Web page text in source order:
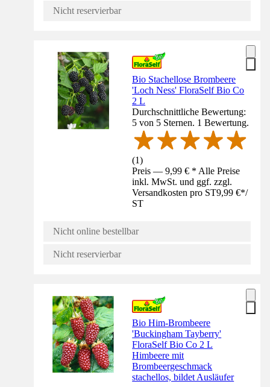
Nicht reservierbar
Bio Stachellose Brombeere
'Loch Ness' FloraSelf Bio Co
2 L
Durchschnittliche Bewertung:
5 von 5 Sternen. 1 Bewertung.
(1)
Preis — 9,99 € * Alle Preise
inkl. MwSt. und ggf. zzgl.
Versandkosten pro ST9,99 €*/
ST
Nicht online bestellbar
Nicht reservierbar
Bio Him-Brombeere
'Buckingham Tayberry'
FloraSelf Bio Co 2 L
Himbeere mit
Brombeergeschmack
stachellos, bildet Ausläufer